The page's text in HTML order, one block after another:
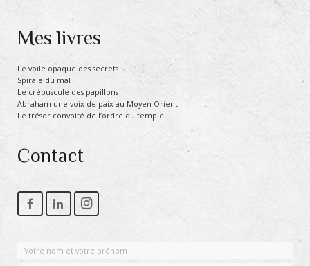
Mes livres
Le voile opaque des secrets
Spirale du mal
Le crépuscule des papillons
Abraham une voix de paix au Moyen Orient
Le trésor convoité de l’ordre du temple
Contact